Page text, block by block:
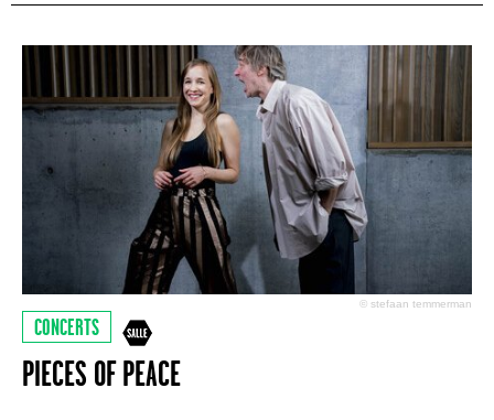
© stefaan temmerman
CONCERTS
PIECES OF PEACE